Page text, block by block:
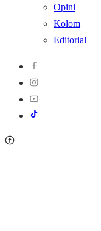
Opini
Kolom
Editorial